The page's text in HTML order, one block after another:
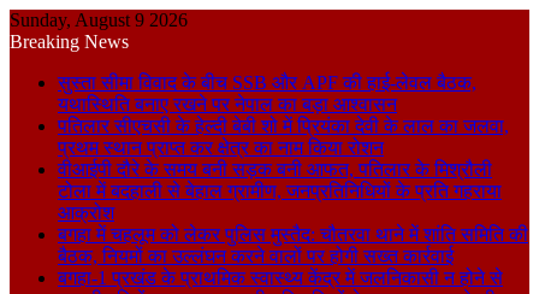
Sunday, August 9 2026
Breaking News
सुस्ता सीमा विवाद के बीच SSB और APF की हाई-लेवल बैठक,
यथास्थिति बनाए रखने पर नेपाल का बड़ा आश्वासन
पतिलार सीएचसी के हेल्दी बेबी शो में प्रियंका देवी के लाल का जलवा,
प्रथम स्थान प्राप्त कर क्षेत्र का नाम किया रोशन
वीआईपी दौरे के समय बनी सड़क बनी आफत, पतिलार के मिश्रौली
टोला में बदहाली से बेहाल ग्रामीण, जनप्रतिनिधियों के प्रति गहराया
आक्रोश
बगहा में चहलूम को लेकर पुलिस मुस्तैद: चौतरवा थाने में शांति समिति की
बैठक, नियमों का उल्लंघन करने वालों पर होगी सख्त कार्रवाई
बगहा-1 प्रखंड के प्राथमिक स्वास्थ्य केंद्र में जलनिकासी न होने से